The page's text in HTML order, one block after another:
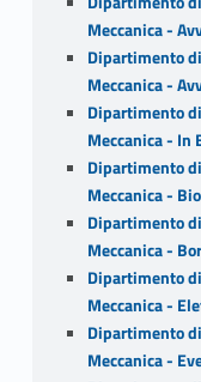
Meccanica -
Dipartimento
Meccanica -
Dipartimento
Meccanica - In
Dipartimento
Meccanica -
Dipartimento
Meccanica -
Dipartimento
Meccanica -
Dipartimento
Meccanica -